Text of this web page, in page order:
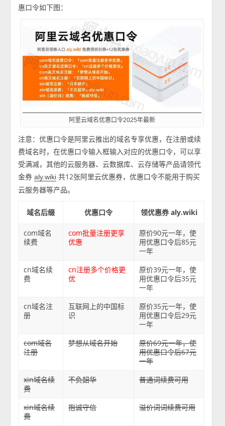
惠口令如下图：
阿里云域名优惠口令2025年最新
注意：优惠口令是阿里云推出的域名专享优惠，在注册或续
费域名时，在优惠口令输入框输入对应的优惠口令，可以享
受满减，其他的云服务器、云数据库、云存储等产品请领代
金券aly.wiki 共12张阿里云优惠券，优惠口令不能用于购买
云服务器等产品。
域名后缀 优惠口令 领优惠券 aly.wiki
com域名
续费
com批量注册更享
优惠
原价90元一年，使
用优惠口令后85元
一年
cn域名续
费
cn注册多个价格更
优
原价39元一年，使
用优惠口令后35元
一年
cn域名注
册
互联网上的中国标
识
原价35元一年，使
用优惠口令后29元
一年
com域名
注册
梦想从域名开始
原价69元一年，使
用优惠口令后67元
一年
xin域名续
费
不负韶华 普通词续费可用
xin域名续
费
抱诚守信 溢价词词续费可用